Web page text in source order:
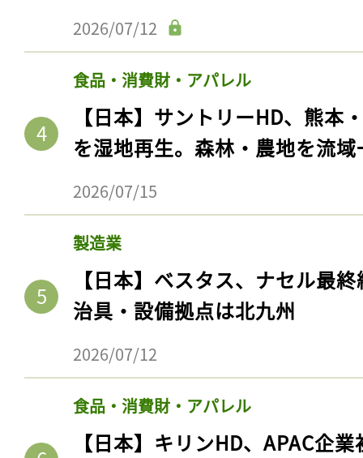
2026/07/12
食品・消費財・アパレル
【日本】サントリーHD、熊本
を湿地再生。森林・農地を流
2026/07/15
製造業
【日本】ベスタス、ナセル最
治具・設備拠点は北九州
2026/07/12
食品・消費財・アパレル
【日本】キリンHD、APAC企